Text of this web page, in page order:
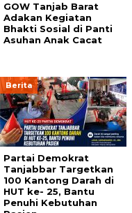
GOW Tanjab Barat
Adakan Kegiatan
Bhakti Sosial di Panti
Asuhan Anak Cacat
Berita
Partai Demokrat
Tanjabbar Targetkan
100 Kantong Darah di
HUT ke- 25, Bantu
Penuhi Kebutuhan